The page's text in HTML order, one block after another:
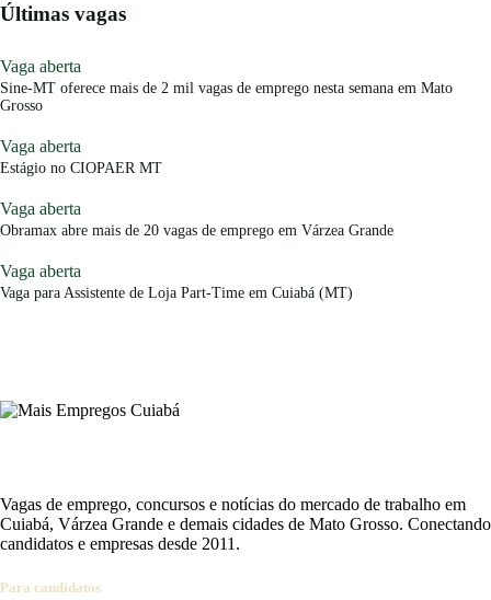
Últimas vagas
Vaga aberta
Sine-MT oferece mais de 2 mil vagas de emprego nesta semana em Mato
Grosso
Vaga aberta
Estágio no CIOPAER MT
Vaga aberta
Obramax abre mais de 20 vagas de emprego em Várzea Grande
Vaga aberta
Vaga para Assistente de Loja Part-Time em Cuiabá (MT)
Vagas de emprego, concursos e notícias do mercado de trabalho em
Cuiabá, Várzea Grande e demais cidades de Mato Grosso. Conectando
candidatos e empresas desde 2011.
Para candidatos